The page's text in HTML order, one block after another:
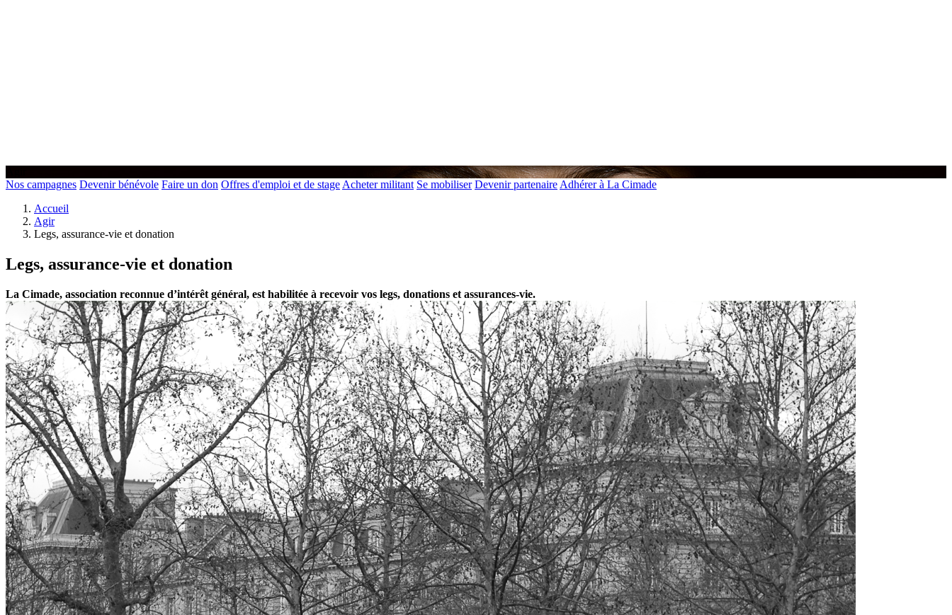
Nos campagnes Devenir bénévole Faire un don Offres d'emploi et de stage Acheter militant Se mobiliser Devenir partenaire Adhérer à La Cimade
Accueil
Agir
Legs, assurance-vie et donation
Legs, assurance-vie et donation
La Cimade, association reconnue d’intérêt général, est habilitée à recevoir vos legs, donations et assurances-vie.